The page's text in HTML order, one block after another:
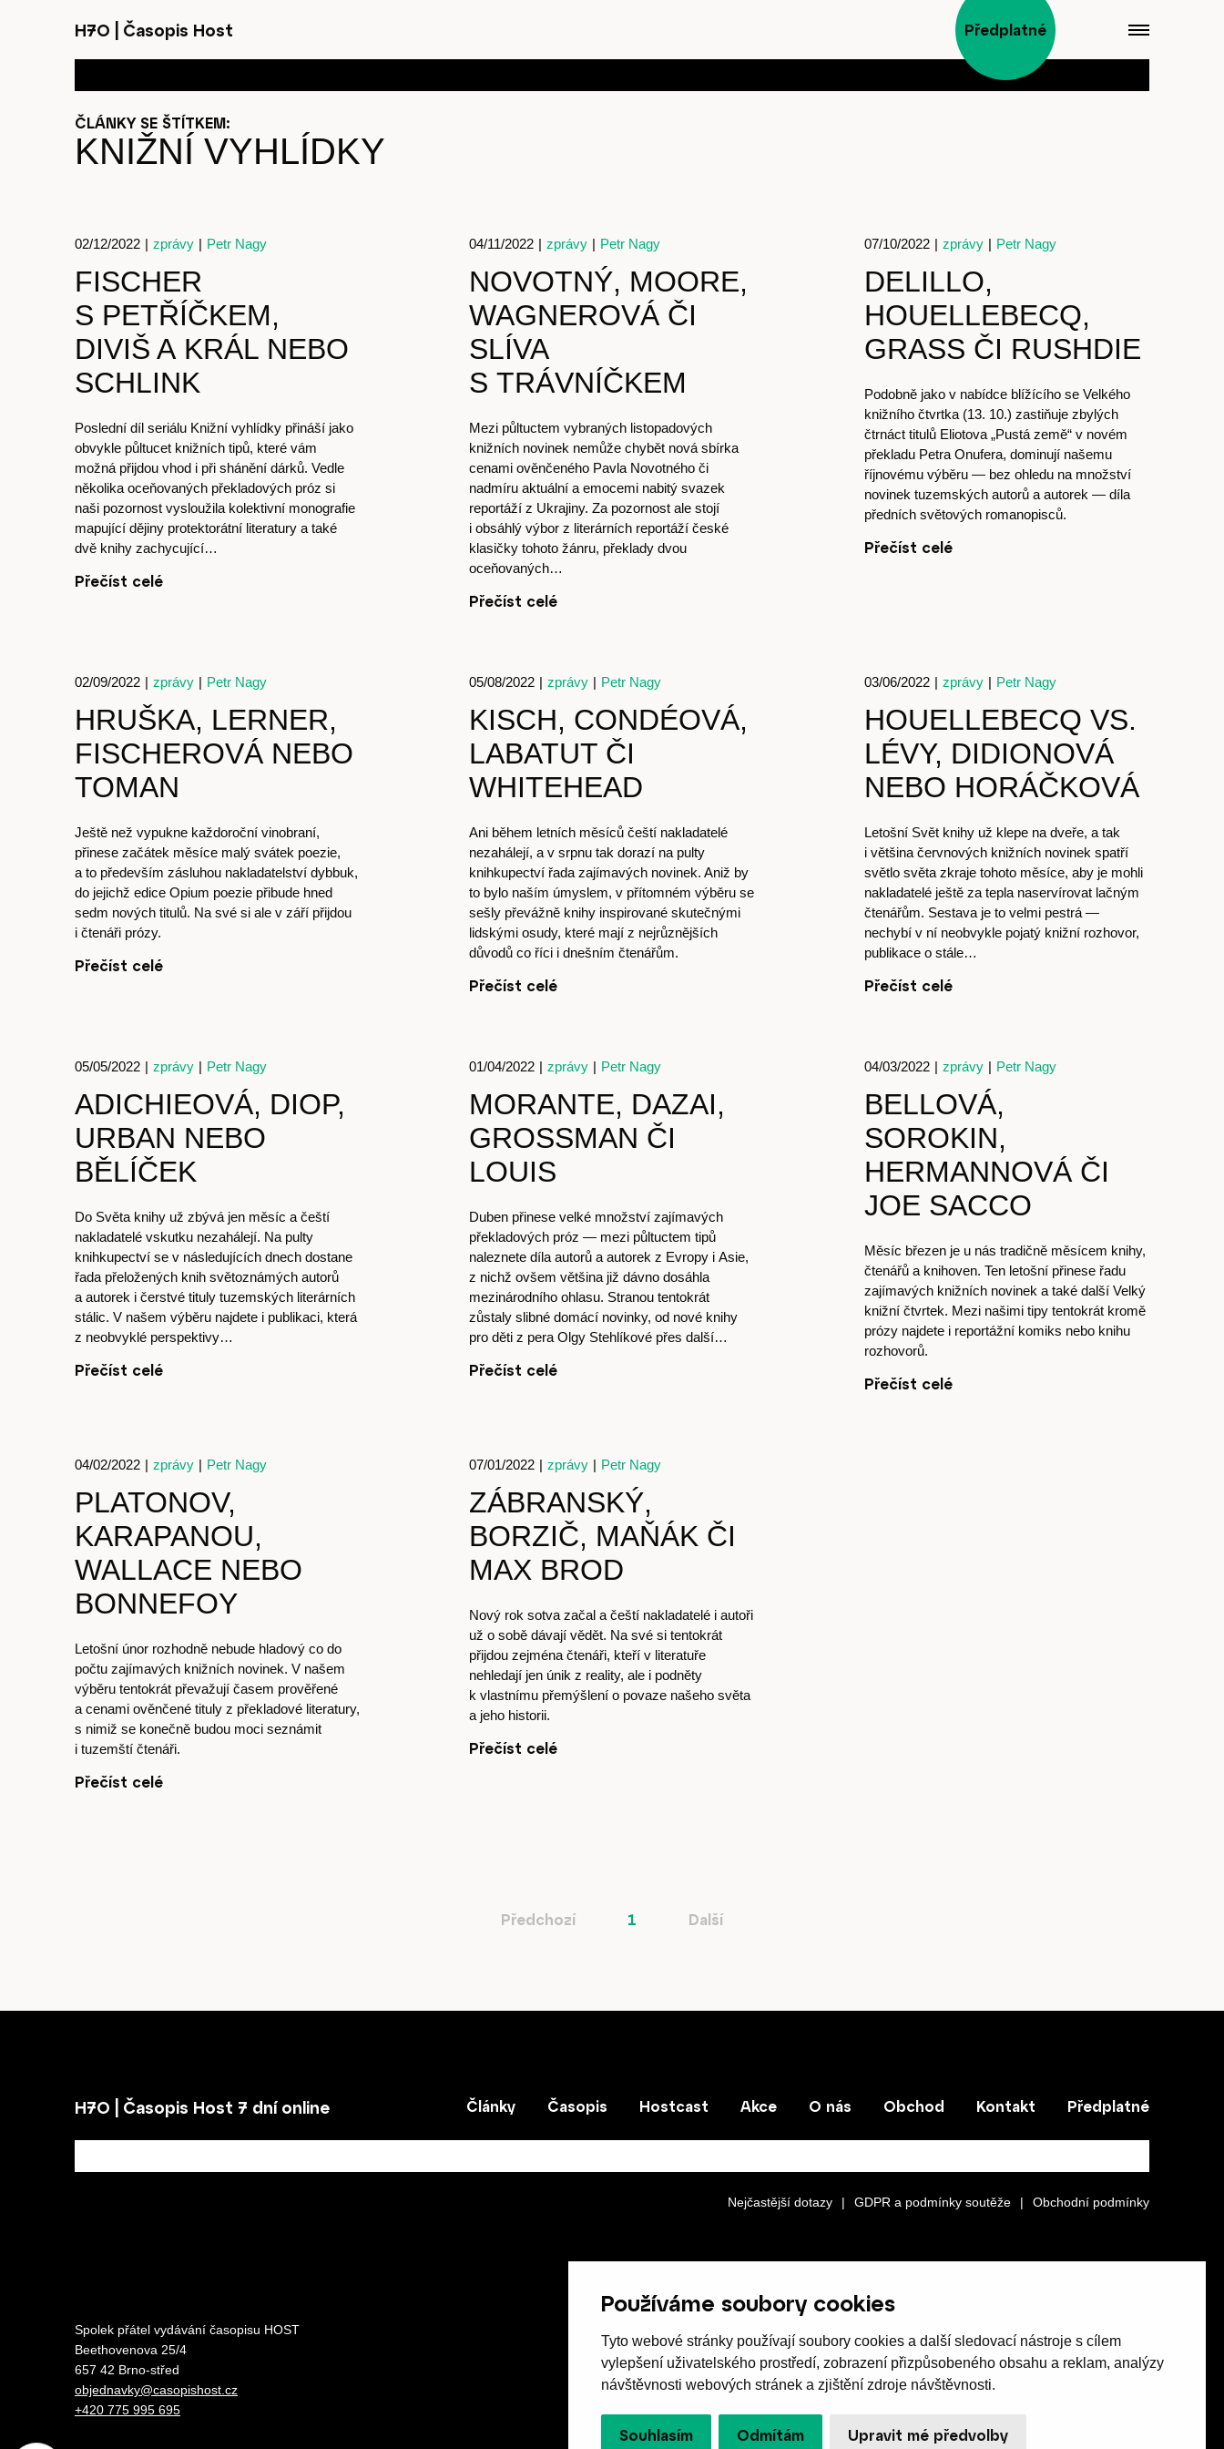
Používáme soubory cookies
Tyto webové stránky používají soubory cookies a další sledovací nástroje s cílem
vylepšení uživatelského prostředí, zobrazení přizpůsobeného obsahu a reklam, analýzy
návštěvnosti webových stránek a zjištění zdroje návštěvnosti.
Souhlasím Odmítám Upravit mé předvolby
H7O Časopis Host Předplatné
Články Časopis Předplatné
Hostcast Akce
ČLÁNKY SE ŠTÍTKEM:
KNIŽNÍ VYHLÍDKY
02/12/2022 | zprávy | Petr Nagy
FISCHER
S PETŘÍČKEM,
DIVIŠ A KRÁL NEBO
SCHLINK
Poslední díl seriálu Knižní vyhlídky přináší jako
obvykle půltucet knižních tipů, které vám
možná přijdou vhod i při shánění dárků. Vedle
několika oceňovaných překladových próz si
naši pozornost vysloužila kolektivní monografie
mapující dějiny protektorátní literatury a také
dvě knihy zachycující…
Přečíst celé
04/11/2022 | zprávy | Petr Nagy
NOVOTNÝ, MOORE,
WAGNEROVÁ ČI
SLÍVA
S TRÁVNÍČKEM
Mezi půltuctem vybraných listopadových
knižních novinek nemůže chybět nová sbírka
cenami ověnčeného Pavla Novotného či
nadmíru aktuální a emocemi nabitý svazek
reportáží z Ukrajiny. Za pozornost ale stojí
i obsáhlý výbor z literárních reportáží české
klasičky tohoto žánru, překlady dvou
oceňovaných…
Přečíst celé
07/10/2022 | zprávy | Petr Nagy
DELILLO,
HOUELLEBECQ,
GRASS ČI RUSHDIE
Podobně jako v nabídce blížícího se Velkého
knižního čtvrtka (13. 10.) zastiňuje zbylých
čtrnáct titulů Eliotova „Pustá země“ v novém
překladu Petra Onufera, dominují našemu
říjnovému výběru — bez ohledu na množství
novinek tuzemských autorů a autorek — díla
předních světových romanopisců.
Přečíst celé
02/09/2022 | zprávy | Petr Nagy
HRUŠKA, LERNER,
FISCHEROVÁ NEBO
TOMAN
Ještě než vypukne každoroční vinobraní,
přinese začátek měsíce malý svátek poezie,
a to především zásluhou nakladatelství dybbuk,
do jejichž edice Opium poezie přibude hned
sedm nových titulů. Na své si ale v září přijdou
i čtenáři prózy.
Přečíst celé
05/08/2022 | zprávy | Petr Nagy
KISCH, CONDÉOVÁ,
LABATUT ČI
WHITEHEAD
Ani během letních měsíců čeští nakladatelé
nezahálejí, a v srpnu tak dorazí na pulty
knihkupectví řada zajímavých novinek. Aniž by
to bylo naším úmyslem, v přítomném výběru se
sešly převážně knihy inspirované skutečnými
lidskými osudy, které mají z nejrůznějších
důvodů co říci i dnešním čtenářům.
Přečíst celé
03/06/2022 | zprávy | Petr Nagy
HOUELLEBECQ VS.
LÉVY, DIDIONOVÁ
NEBO HORÁČKOVÁ
Letošní Svět knihy už klepe na dveře, a tak
i většina červnových knižních novinek spatří
světlo světa zkraje tohoto měsíce, aby je mohli
nakladatelé ještě za tepla naservírovat lačným
čtenářům. Sestava je to velmi pestrá —
nechybí v ní neobvykle pojatý knižní rozhovor,
publikace o stále…
Přečíst celé
05/05/2022 | zprávy | Petr Nagy
ADICHIEOVÁ, DIOP,
URBAN NEBO
BĚLÍČEK
Do Světa knihy už zbývá jen měsíc a čeští
nakladatelé vskutku nezahálejí. Na pulty
knihkupectví se v následujících dnech dostane
řada přeložených knih světoznámých autorů
a autorek i čerstvé tituly tuzemských literárních
stálic. V našem výběru najdete i publikaci, která
z neobvyklé perspektivy…
Přečíst celé
01/04/2022 | zprávy | Petr Nagy
MORANTE, DAZAI,
GROSSMAN ČI
LOUIS
Duben přinese velké množství zajímavých
překladových próz — mezi půltuctem tipů
naleznete díla autorů a autorek z Evropy i Asie,
z nichž ovšem většina již dávno dosáhla
mezinárodního ohlasu. Stranou tentokrát
zůstaly slibné domácí novinky, od nové knihy
pro děti z pera Olgy Stehlíkové přes další…
Přečíst celé
04/03/2022 | zprávy | Petr Nagy
BELLOVÁ,
SOROKIN,
HERMANNOVÁ ČI
JOE SACCO
Měsíc březen je u nás tradičně měsícem knihy,
čtenářů a knihoven. Ten letošní přinese řadu
zajímavých knižních novinek a také další Velký
knižní čtvrtek. Mezi našimi tipy tentokrát kromě
prózy najdete i reportážní komiks nebo knihu
rozhovorů.
Přečíst celé
04/02/2022 | zprávy | Petr Nagy
PLATONOV,
KARAPANOU,
WALLACE NEBO
BONNEFOY
Letošní únor rozhodně nebude hladový co do
počtu zajímavých knižních novinek. V našem
výběru tentokrát převažují časem prověřené
a cenami ověnčené tituly z překladové literatury,
s nimiž se konečně budou moci seznámit
i tuzemští čtenáři.
Přečíst celé
07/01/2022 | zprávy | Petr Nagy
ZÁBRANSKÝ,
BORZIČ, MAŇÁK ČI
MAX BROD
Nový rok sotva začal a čeští nakladatelé i autoři
už o sobě dávají vědět. Na své si tentokrát
přijdou zejména čtenáři, kteří v literatuře
nehledají jen únik z reality, ale i podněty
k vlastnímu přemýšlení o povaze našeho světa
a jeho historii.
Přečíst celé
Předchozí 1 Další
H7O | Časopis Host 7 dní online Články Časopis Hostcast Akce O nás Obchod Kontakt Předplatné
Nejčastější dotazy | GDPR a podmínky soutěže | Obchodní podmínky
Spolek přátel vydávání časopisu HOST
Beethovenova 25/4
657 42 Brno-střed
objednavky@casopishost.cz
+420 775 995 695
Revue Host vychází s laskavou finanční podporou